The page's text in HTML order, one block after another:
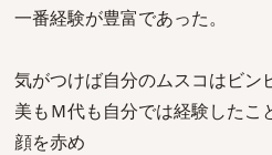
一番経験が豊富であった。
気がつけば自分のムスコはビン
美もＭ代も自分では経験したこ
顔を赤め